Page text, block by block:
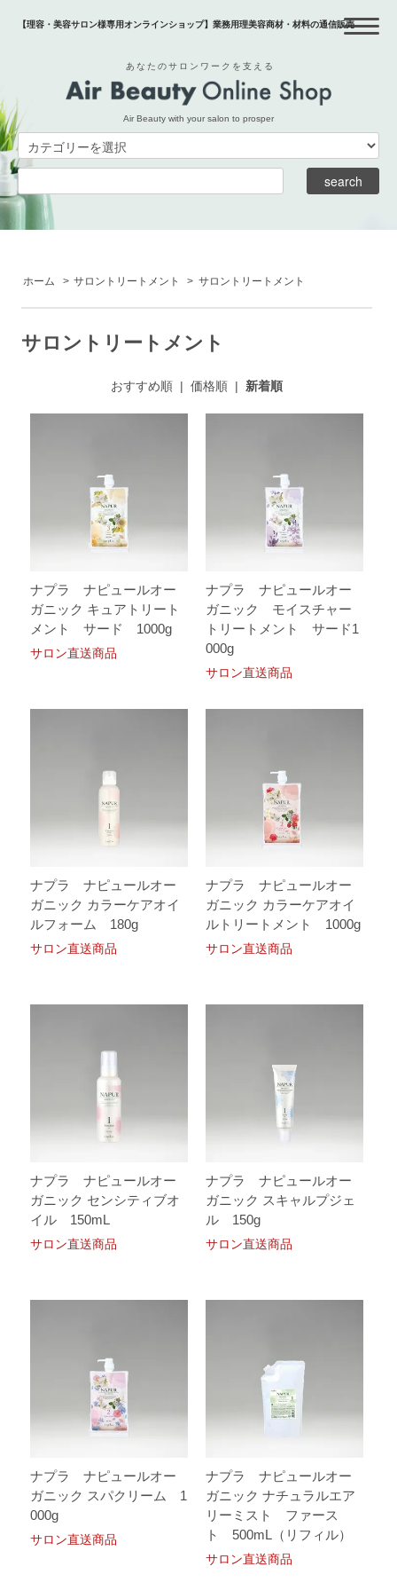
【理容・美容サロン様専用オンラインショップ】業務用理美容商材・材料の通信販売
あなたのサロンワークを支える
Air Beauty with your salon to prosper
ホーム > サロントリートメント > サロントリートメント
サロントリートメント
おすすめ順| 価格順| 新着順
ナプラ ナピュールオー
ガニック キュアトリート
メント サード 1000g
サロン直送商品
ナプラ ナピュールオー
ガニック モイスチャー
トリートメント サード1
000g
サロン直送商品
ナプラ ナピュールオー
ガニック カラーケアオイ
ルフォーム 180g
サロン直送商品
ナプラ ナピュールオー
ガニック カラーケアオイ
ルトリートメント 1000g
サロン直送商品
ナプラ ナピュールオー
ガニック センシティブオ
イル 150mL
サロン直送商品
ナプラ ナピュールオー
ガニック スキャルプジェ
ル 150g
サロン直送商品
ナプラ ナピュールオー
ガニック スパクリーム 1
000g
サロン直送商品
ナプラ ナピュールオー
ガニック ナチュラルエア
リーミスト ファース
ト 500mL（リフィル）
サロン直送商品